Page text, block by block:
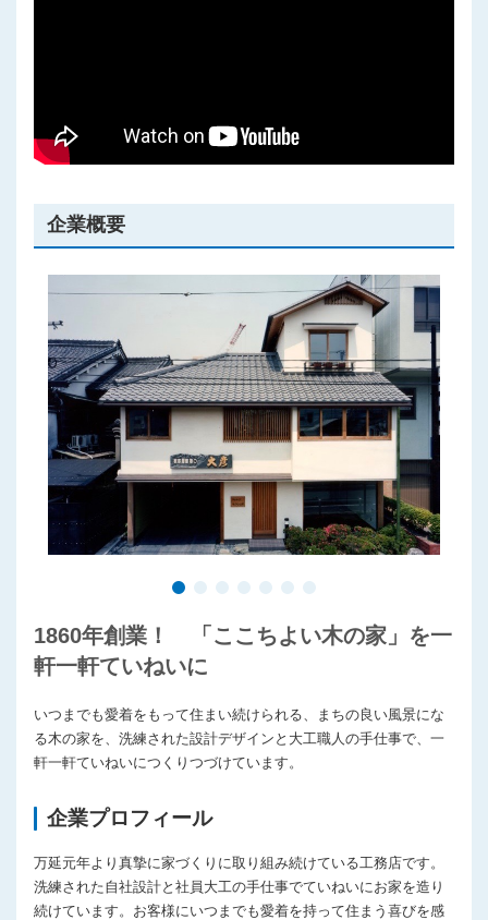
企業概要
1860年創業！ 「ここちよい木の家」を一
軒一軒ていねいに
いつまでも愛着をもって住まい続けられる、まちの良い風景にな
る木の家を、洗練された設計デザインと大工職人の手仕事で、一
軒一軒ていねいにつくりつづけています。
企業プロフィール
万延元年より真摯に家づくりに取り組み続けている工務店です。
洗練された自社設計と社員大工の手仕事でていねいにお家を造り
続けています。お客様にいつまでも愛着を持って住まう喜びを感